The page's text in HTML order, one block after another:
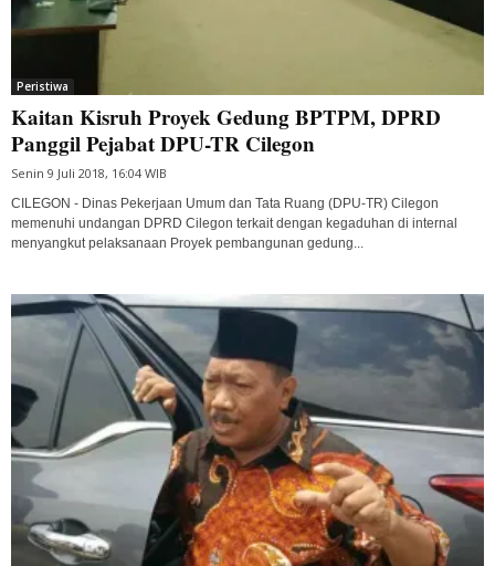
Peristiwa
Kaitan Kisruh Proyek Gedung BPTPM, DPRD
Panggil Pejabat DPU-TR Cilegon
Senin 9 Juli 2018, 16:04 WIB
CILEGON - Dinas Pekerjaan Umum dan Tata Ruang (DPU-TR) Cilegon
memenuhi undangan DPRD Cilegon terkait dengan kegaduhan di internal
menyangkut pelaksanaan Proyek pembangunan gedung...